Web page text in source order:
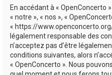
En accédant à « OpenConcerto
« notre », « nos », «
« https://
légalement responsable des
n’acceptez pas d’être
conditions suivantes, alors
« OpenConcerto ». Nous